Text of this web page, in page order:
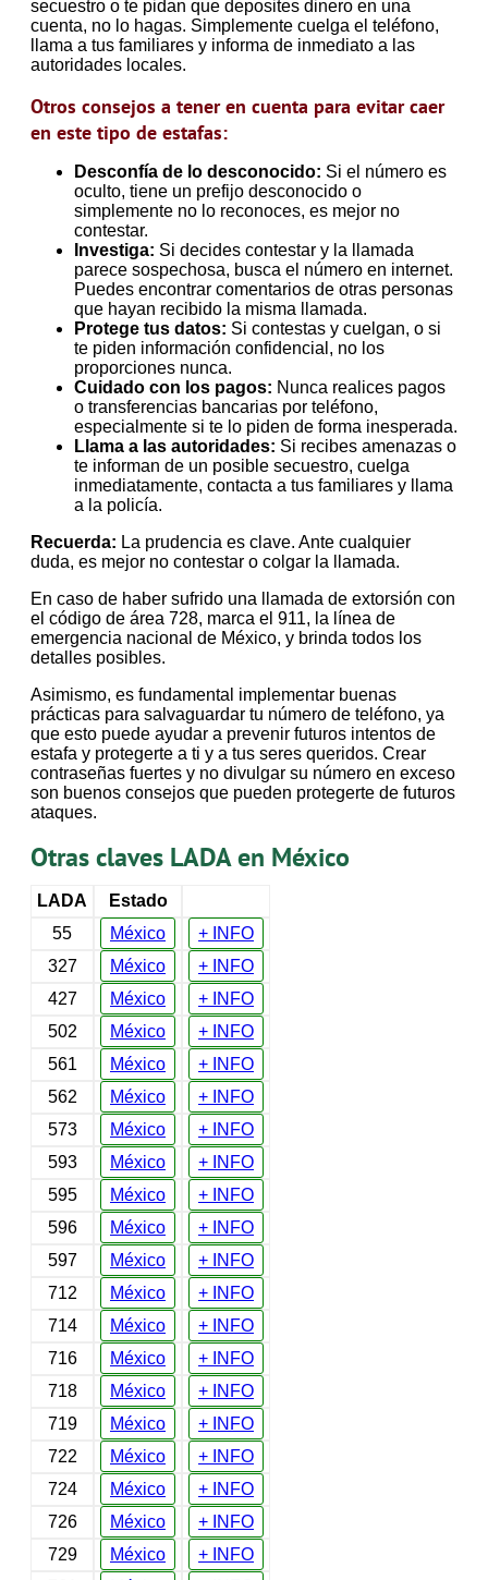
secuestro o te pidan que deposites dinero en una
cuenta, no lo hagas. Simplemente cuelga el teléfono,
llama a tus familiares y informa de inmediato a las
autoridades locales.
Otros consejos a tener en cuenta para evitar caer
en este tipo de estafas:
Desconfía de lo desconocido: Si el número es
oculto, tiene un prefijo desconocido o
simplemente no lo reconoces, es mejor no
contestar.
Investiga: Si decides contestar y la llamada
parece sospechosa, busca el número en internet.
Puedes encontrar comentarios de otras personas
que hayan recibido la misma llamada.
Protege tus datos: Si contestas y cuelgan, o si
te piden información confidencial, no los
proporciones nunca.
Cuidado con los pagos: Nunca realices pagos
o transferencias bancarias por teléfono,
especialmente si te lo piden de forma inesperada.
Llama a las autoridades: Si recibes amenazas o
te informan de un posible secuestro, cuelga
inmediatamente, contacta a tus familiares y llama
a la policía.
Recuerda: La prudencia es clave. Ante cualquier
duda, es mejor no contestar o colgar la llamada.
En caso de haber sufrido una llamada de extorsión con
el código de área 728, marca el 911, la línea de
emergencia nacional de México, y brinda todos los
detalles posibles.
Asimismo, es fundamental implementar buenas
prácticas para salvaguardar tu número de teléfono, ya
que esto puede ayudar a prevenir futuros intentos de
estafa y protegerte a ti y a tus seres queridos. Crear
contraseñas fuertes y no divulgar su número en exceso
son buenos consejos que pueden protegerte de futuros
ataques.
Otras claves LADA en México
LADA
Estado
55
México
+ INFO
327
México
+ INFO
427
México
+ INFO
502
México
+ INFO
561
México
+ INFO
562
México
+ INFO
573
México
+ INFO
593
México
+ INFO
595
México
+ INFO
596
México
+ INFO
597
México
+ INFO
712
México
+ INFO
714
México
+ INFO
716
México
+ INFO
718
México
+ INFO
719
México
+ INFO
722
México
+ INFO
724
México
+ INFO
726
México
+ INFO
729
México
+ INFO